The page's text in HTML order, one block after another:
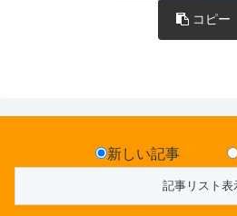
コピー
新しい記事